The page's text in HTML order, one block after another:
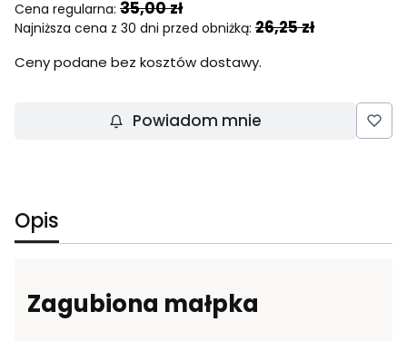
Cena regularna: 35,00 zł
Najniższa cena z 30 dni przed obniżką: 26,25 zł
Ceny podane bez kosztów dostawy.
Powiadom mnie
Opis
Zagubiona małpka